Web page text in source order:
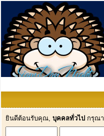
ยินดีต้อนรับคุณ, บุคคลทั่วไป กรุณา